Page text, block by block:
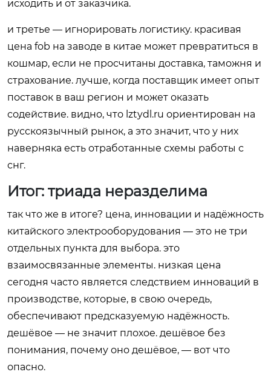
исходить и от заказчика.
и третье — игнорировать логистику. красивая
цена fob на заводе в китае может превратиться в
кошмар, если не просчитаны доставка, таможня и
страхование. лучше, когда поставщик имеет опыт
поставок в ваш регион и может оказать
содействие. видно, что lztydl.ru ориентирован на
русскоязычный рынок, а это значит, что у них
наверняка есть отработанные схемы работы с
снг.
Итог: триада неразделима
так что же в итоге? цена, инновации и надёжность
китайского электрооборудования — это не три
отдельных пункта для выбора. это
взаимосвязанные элементы. низкая цена
сегодня часто является следствием инноваций в
производстве, которые, в свою очередь,
обеспечивают предсказуемую надёжность.
дешёвое — не значит плохое. дешёвое без
понимания, почему оно дешёвое, — вот что
опасно.